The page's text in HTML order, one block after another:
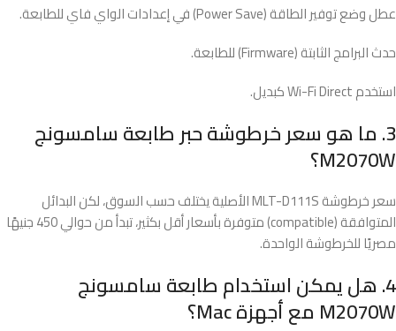
عطل وضع توفير الطاقة (Power Save) في إعدادات الواي فاي للطابعة.
حدث البرامج الثابتة (Firmware) للطابعة.
استخدم Wi-Fi Direct كبديل.
3. ما هو سعر خرطوشة حبر طابعة سامسونج
M2070W؟
سعر خرطوشة MLT-D111S الأصلية يختلف حسب السوق، لكن البدائل
المتوافقة (compatible) متوفرة بأسعار أقل بكثير، تبدأ من حوالي 450 جنيهًا
مصريًا للخرطوشة الواحدة.
4. هل يمكن استخدام طابعة سامسونج
M2070W مع أجهزة Mac؟